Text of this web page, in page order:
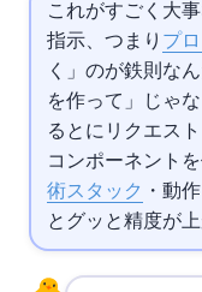
これがすごく大事
指示、つまり プ
く」のが鉄則な
を作って」じゃな
ると にPOSTリクエ
コンポーネント
術スタック ・動
とグッと精度が上